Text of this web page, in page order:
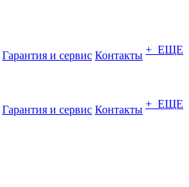
Гарантия и сервис Контакты + ЕЩЕ
Гарантия и сервис Контакты + ЕЩЕ